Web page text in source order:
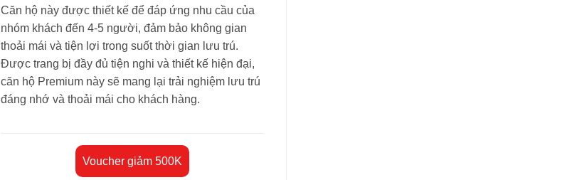
Căn hộ này được thiết kế để đáp ứng nhu cầu của
nhóm khách đến 4-5 người, đảm bảo không gian
thoải mái và tiện lợi trong suốt thời gian lưu trú.
Được trang bị đầy đủ tiện nghi và thiết kế hiện đại,
căn hộ Premium này sẽ mang lại trải nghiệm lưu trú
đáng nhớ và thoải mái cho khách hàng.
Voucher giảm 500K